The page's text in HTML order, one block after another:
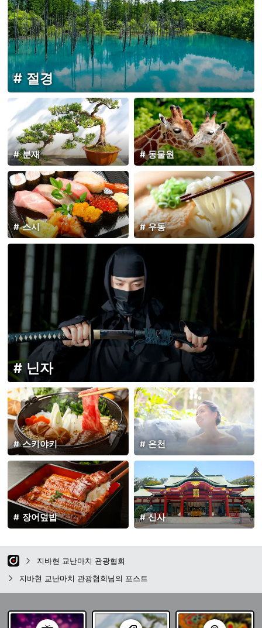
절경
분재 동물원
스시 우동
닌자
온천
스키야키
신사
장어덮밥
지바현 교난마치 관광협회
지바현 교난마치 관광협회님의 포스트